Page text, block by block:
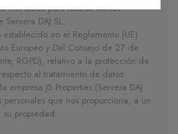
mis datos para futuras ofertas
DAJ SL.
en el Reglamento (UE)
Europeo y Del Consejo de 27 de
RGPD), relativo a la protección de
al tratamiento de datos
empresa JS Properties (Servera DAJ
personales que nos proporciona, a un
propiedad.